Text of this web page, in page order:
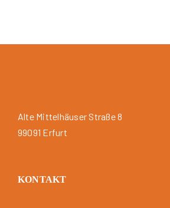
Alte Mittelhäuser Straße 8
99091 Erfurt
KONTAKT